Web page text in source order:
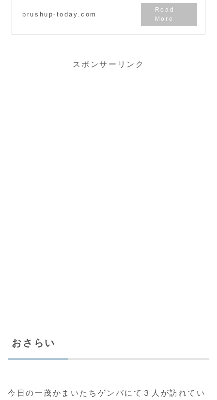
brushup-today.com
スポンサーリンク
おさらい
今日の一茂かまいたちゲンバにて３人が訪れてい